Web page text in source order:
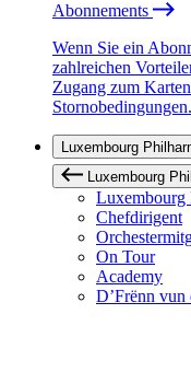
Abonnements
Wenn Sie ein
zahlreichen
Zugang zum
Stornobedingungen.
Luxembourg
Luxembourg
Luxembourg
Chefdirigent
On Tour
Academy
D’Frënn vun